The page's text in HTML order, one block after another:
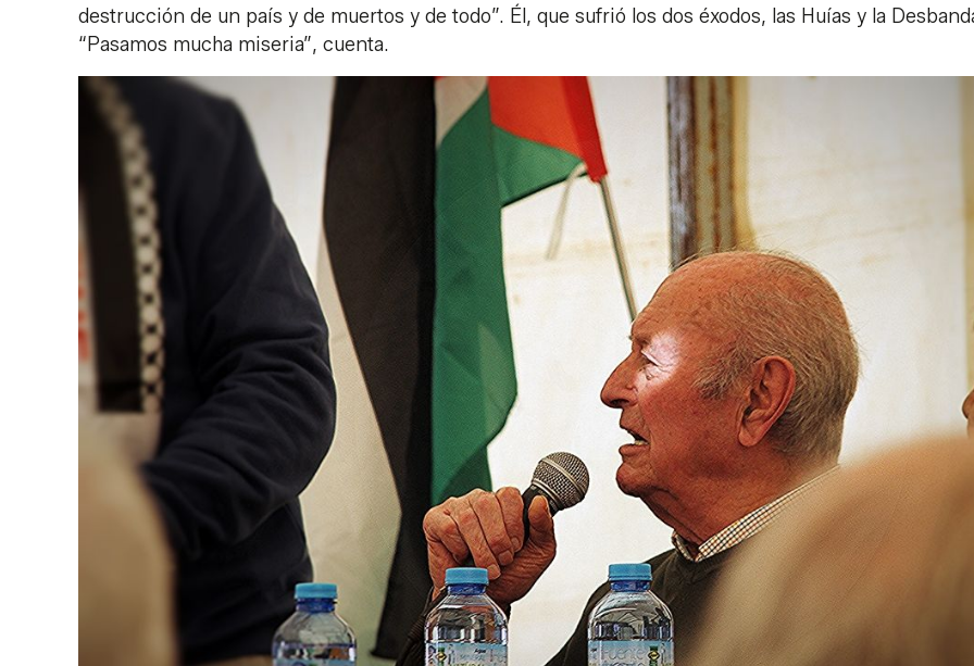
destrucción de un país y de muertos y de todo”. Él, que sufrió los dos éxodos, las Huías y la
“Pasamos mucha miseria”, cuenta.